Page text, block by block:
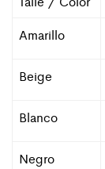
Amarillo
Beige
Blanco
Negro